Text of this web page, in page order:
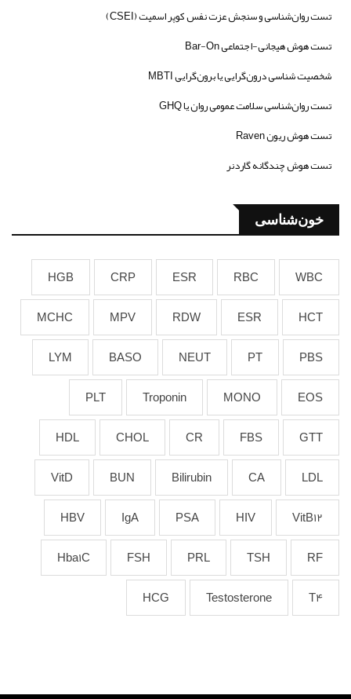
تست روان‌شناسی و سنجش عزت نفس کوپر اسمیت (CSEI)
تست هوش هیجانی-اجتماعی Bar-On
شخصیت شناسی درون‌گرایی یا برون‌گرایی MBTI
تست روان‌شناسی سلامت عمومی روان یا GHQ
تست هوش ریون Raven
تست هوش چندگانه گاردنر
خون‌شناسی
WBC
RBC
ESR
CRP
HGB
HCT
ESR
RDW
MPV
MCHC
PBS
PT
NEUT
BASO
LYM
EOS
MONO
Troponin
PLT
GTT
FBS
CR
CHOL
HDL
LDL
CA
Bilirubin
BUN
VitD
VitB12
HIV
PSA
IgA
HBV
RF
TSH
PRL
FSH
Hba1C
T4
Testosterone
HCG